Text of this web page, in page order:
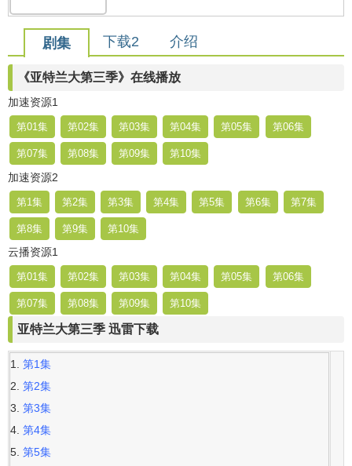
剧集 下载2 介绍
《亚特兰大第三季》在线播放
加速资源1
第01集 第02集 第03集 第04集 第05集 第06集
第07集 第08集 第09集 第10集
加速资源2
第1集 第2集 第3集 第4集 第5集 第6集 第7集
第8集 第9集 第10集
云播资源1
第01集 第02集 第03集 第04集 第05集 第06集
第07集 第08集 第09集 第10集
亚特兰大第三季 迅雷下载
第1集
第2集
第3集
第4集
第5集